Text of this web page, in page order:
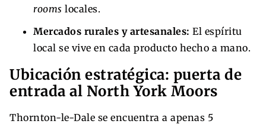
rooms locales.
Mercados rurales y artesanales: El espíritu
local se vive en cada producto hecho a mano.
Ubicación estratégica: puerta de
entrada al North York Moors
Thornton-le-Dale se encuentra a apenas 5